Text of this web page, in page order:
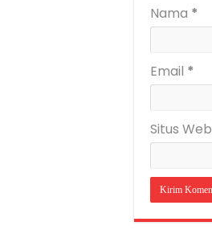
Nama *
Email *
Situs Web